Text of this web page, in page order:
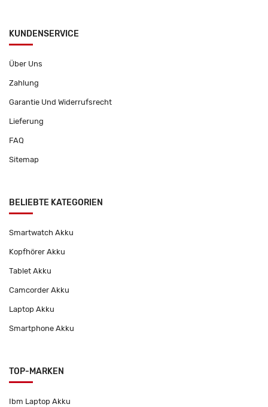
KUNDENSERVICE
Über Uns
Zahlung
Garantie Und Widerrufsrecht
Lieferung
FAQ
Sitemap
BELIEBTE KATEGORIEN
Smartwatch Akku
Kopfhörer Akku
Tablet Akku
Camcorder Akku
Laptop Akku
Smartphone Akku
TOP-MARKEN
Ibm Laptop Akku